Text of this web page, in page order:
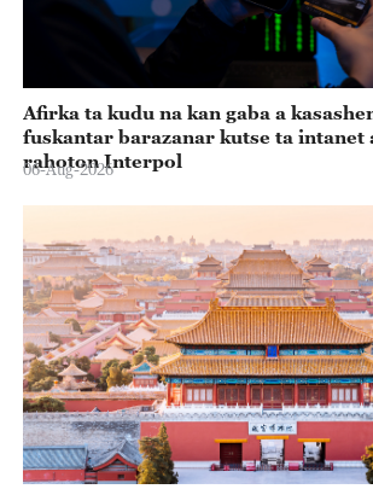
Afirka ta kudu na kan gaba a
fuskantar barazanar kutse ta intanet
rahoton Interpol
06-Aug-2026